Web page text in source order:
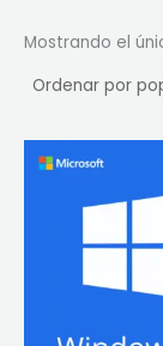
Mostrando el